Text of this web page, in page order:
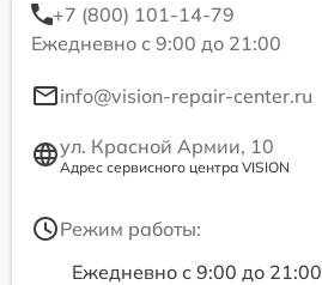
+7 (800) 101-14-79
Ежедневно с 9:00 до 21:00
info@vision-repair-center.ru
ул. Красной Армии, 10
Адрес сервисного центра VISION
Режим работы:
Ежедневно с 9:00 до 21:00